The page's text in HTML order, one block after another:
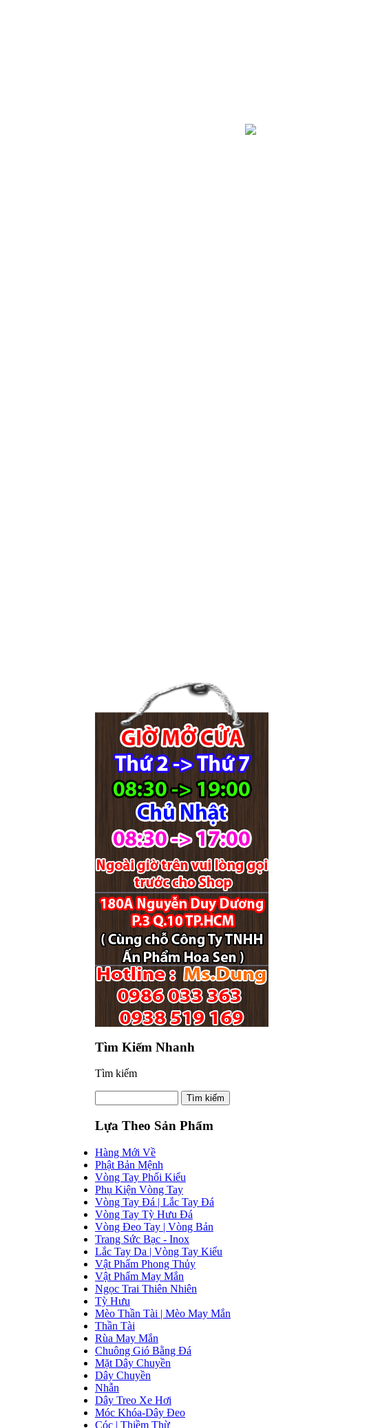
Tìm Kiếm Nhanh
Tìm kiếm
Lựa Theo Sản Phẩm
Hàng Mới Về
Phật Bản Mệnh
Vòng Tay Phối Kiểu
Phụ Kiện Vòng Tay
Vòng Tay Đá | Lắc Tay Đá
Vòng Tay Tỳ Hưu Đá
Vòng Đeo Tay | Vòng Bản
Trang Sức Bạc - Inox
Lắc Tay Da | Vòng Tay Kiểu
Vật Phẩm Phong Thủy
Vật Phẩm May Mắn
Ngọc Trai Thiên Nhiên
Tỳ Hưu
Mèo Thần Tài | Mèo May Mắn
Thần Tài
Rùa May Mắn
Chuông Gió Bằng Đá
Mặt Dây Chuyền
Dây Chuyền
Nhẫn
Dây Treo Xe Hơi
Móc Khóa-Dây Đeo
Cóc | Thiềm Thừ